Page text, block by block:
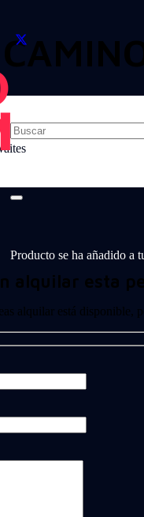
Producto se ha añadido a
alquilar esta
alquilar está disponible,